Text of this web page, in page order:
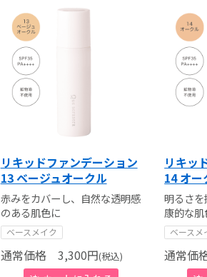
リキッドファンデーション
13 ベージュオークル
赤みをカバーし、自然な透明感
のある肌色に
ベースメイク
通常価格3,300円(税込)
リキッ
14 オー
明るさ
康的な肌
ベースメ
通常価